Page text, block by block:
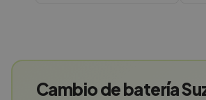
Cambio de batería